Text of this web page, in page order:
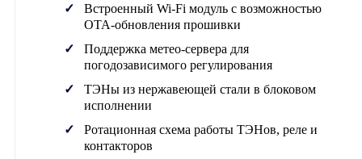
Встроенный Wi-Fi модуль с возможностью
OTA-обновления прошивки
Поддержка метео-сервера для
погодозависимого регулирования
ТЭНы из нержавеющей стали в блоковом
исполнении
Ротационная схема работы ТЭНов, реле и
контакторов